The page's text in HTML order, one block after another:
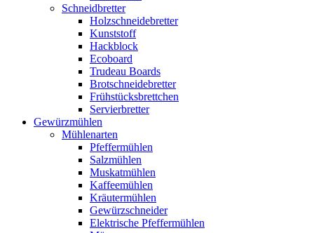
Schneidbretter
Holzschneidebretter
Kunststoff
Hackblock
Ecoboard
Trudeau Boards
Brotschneidebretter
Frühstücksbrettchen
Servierbretter
Gewürzmühlen
Mühlenarten
Pfeffermühlen
Salzmühlen
Muskatmühlen
Kaffeemühlen
Kräutermühlen
Gewürzschneider
Elektrische Pfeffermühlen